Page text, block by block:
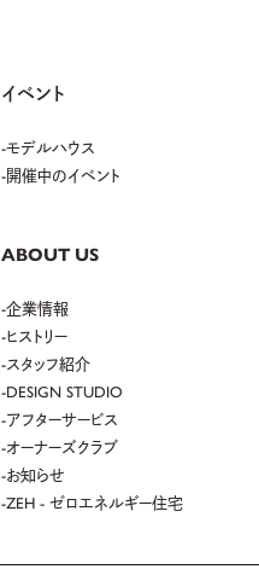
イベント
モデルハウス
開催中のイベント
ABOUT US
企業情報
ヒストリー
スタッフ紹介
DESIGN STUDIO
アフターサービス
オーナーズクラブ
お知らせ
ZEH - ゼロエネルギー住宅